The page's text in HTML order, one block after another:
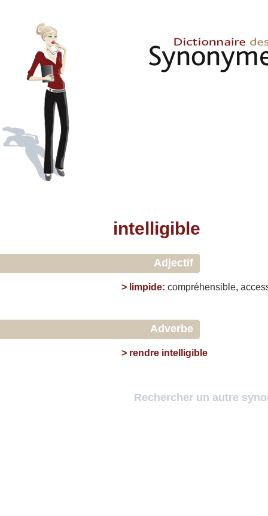
intelligible
Adjectif
> limpide: compréhensible,
Adverbe
> rendre intelligible
Rechercher un autre